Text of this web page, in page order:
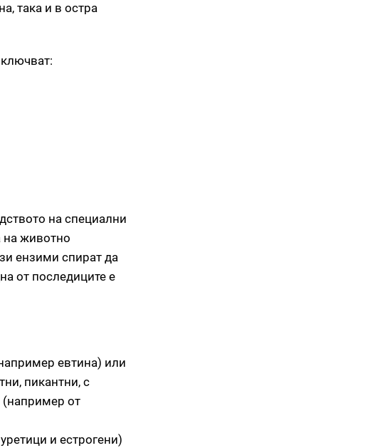
така и в остра
на специални
на животно
ензими спират да
от последиците е
евтина) или
пикантни, с
(например от
и естрогени)